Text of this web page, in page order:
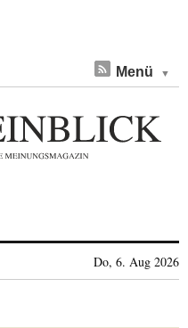
Menü
Do, 6. Aug 2026